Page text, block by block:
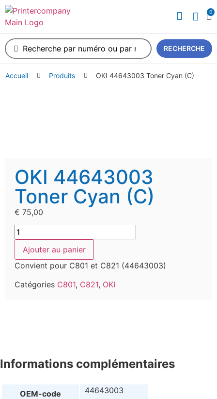
0
RECHERCHE
Accueil Produits OKI 44643003 Toner Cyan (C)
OKI 44643003
Toner Cyan (C)
€ 75,00
Ajouter au panier
Convient pour C801 et C821 (44643003)
Catégories C801, C821, OKI
Informations complémentaires
OEM-code 44643003